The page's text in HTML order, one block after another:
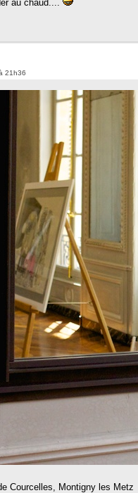
au chaud....
21h36
Courcelles, Montigny les Metz